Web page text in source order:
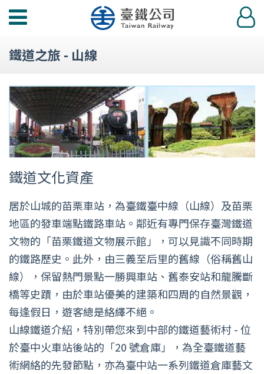
功
選
登
入
鐵道之旅 - 山線
鐵道文化資產
居於山城的苗栗車站，為臺鐵臺中線（山線）及苗栗
地區的發車端點鐵路車站。鄰近有專門保存臺灣鐵道
文物的「苗栗鐵道文物展示館」，可以見識不同時期
的鐵路歷史。此外，由三義至后里的舊線（俗稱舊山
線），保留熱門景點一勝興車站、舊泰安站和龍騰斷
橋等史蹟，由於車站優美的建築和四周的自然景觀，
每逢假日，遊客總是絡繹不絕。
山線鐵道介紹，特別帶您來到中部的鐵道藝術村 - 位
於臺中火車站後站的「20 號倉庫」，為全臺鐵道藝
術網絡的先發節點，亦為臺中站一系列鐵道倉庫藝文